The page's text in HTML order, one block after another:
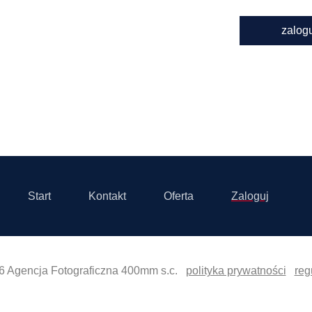
Start Kontakt Oferta Zaloguj
Agencja Fotograficzna 400mm s.c. polityka prywatności